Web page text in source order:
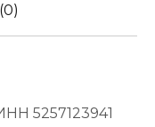
5257123941